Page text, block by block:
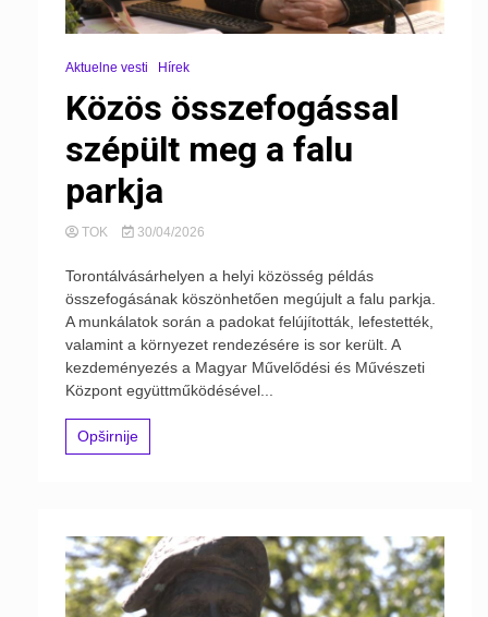
Aktuelne vesti Hírek
Közös összefogással
szépült meg a falu
parkja
TOK 30/04/2026
Torontálvásárhelyen a helyi közösség példás
összefogásának köszönhetően megújult a falu parkja.
A munkálatok során a padokat felújították, lefestették,
valamint a környezet rendezésére is sor került. A
kezdeményezés a Magyar Művelődési és Művészeti
Központ együttműködésével...
Opširnije